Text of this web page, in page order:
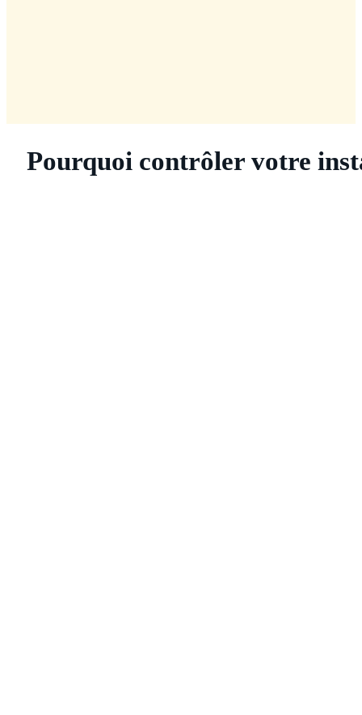
Pourquoi contrôler votre